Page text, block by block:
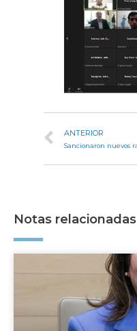
ANTERIOR
Notas relacionadas